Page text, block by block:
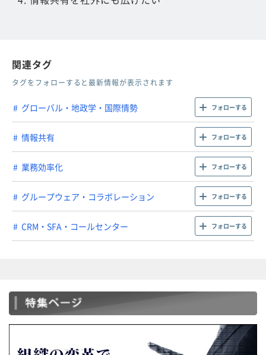
関連タグ
タグをフォローすると最新情報が表示されます
グローバル・地政学・国際情勢 フォローする
情報共有 フォローする
業務効率化 フォローする
グループウェア・コラボレーション フォローする
CRM・SFA・コールセンター フォローする